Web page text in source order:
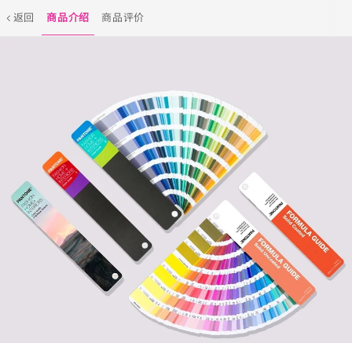
返回 商品介绍 商品评价